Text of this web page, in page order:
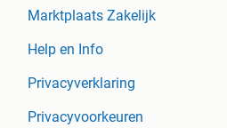
Marktplaats Zakelijk
Help en Info
Privacyverklaring
Privacyvoorkeuren